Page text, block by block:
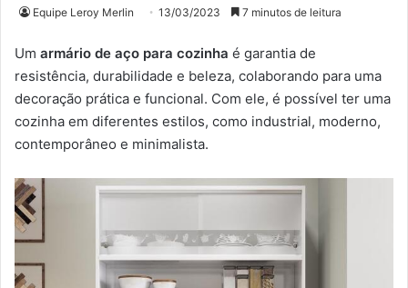
Equipe Leroy Merlin 13/03/2023 7 minutos de leitura
Um armário de aço para cozinha é garantia de
resistência, durabilidade e beleza, colaborando para uma
decoração prática e funcional. Com ele, é possível ter uma
cozinha em diferentes estilos, como industrial, moderno,
contemporâneo e minimalista.